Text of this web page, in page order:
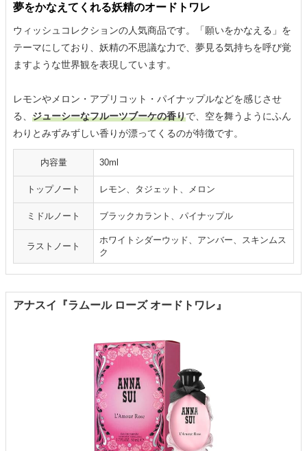
夢をかなえてくれる妖精のオードトワレ
ウィッシュコレクションの人気商品です。「願いをかなえる」を
テーマにしており、妖精の不思議な力で、夢見る気持ちを呼び覚
ますような世界観を表現しています。
レモンやメロン・アプリコット・パイナップルなどを感じさせ
る、 ジューシーなフルーツブーケの香りで、空を舞うようにふん
わりとみずみずしい香りが漂ってくるのが特徴です。
内容量 30ml
トップノート レモン、タジェット、メロン
ミドルノート ブラックカラント、パイナップル
ラストノート
ホワイトシダーウッド、アンバー、スキンムス
ク
アナスイ『ラムール ローズ オードトワレ』